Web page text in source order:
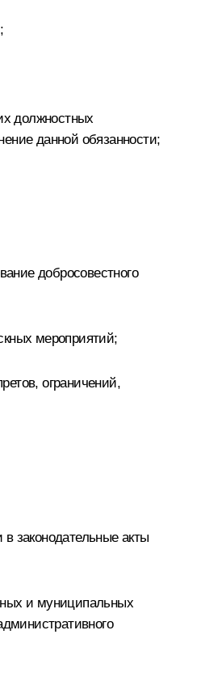
должностных
данной обязанности;
добросовестного
мероприятий;
ограничений,
законодательные акты
и муниципальных